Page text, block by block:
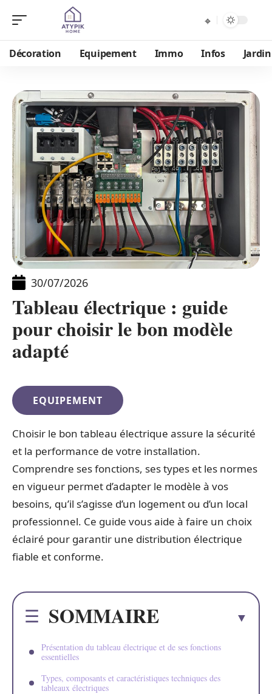
Décoration Equipement Immo Infos Jardin
30/07/2026
Tableau électrique : guide
pour choisir le bon modèle
adapté
EQUIPEMENT
Choisir le bon tableau électrique assure la sécurité
et la performance de votre installation.
Comprendre ses fonctions, ses types et les normes
en vigueur permet d’adapter le modèle à vos
besoins, qu’il s’agisse d’un logement ou d’un local
professionnel. Ce guide vous aide à faire un choix
éclairé pour garantir une distribution électrique
fiable et conforme.
SOMMAIRE
Présentation du tableau électrique et de ses fonctions
essentielles
Types, composants et caractéristiques techniques des
tableaux électriques